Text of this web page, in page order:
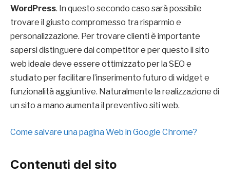
WordPress. In questo secondo caso sarà possibile
trovare il giusto compromesso tra risparmio e
personalizzazione. Per trovare clienti è importante
sapersi distinguere dai competitor e per questo il sito
web ideale deve essere ottimizzato per la SEO e
studiato per facilitare l’inserimento futuro di widget e
funzionalità aggiuntive. Naturalmente la realizzazione di
un sito a mano aumenta il preventivo siti web.
Come salvare una pagina Web in Google Chrome?
Contenuti del sito